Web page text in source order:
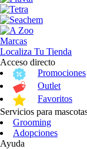
Marcas
Localiza Tu Tienda
Acceso directo
Promociones
Outlet
Favoritos
Servicios para
Grooming
Adopciones
Ayuda